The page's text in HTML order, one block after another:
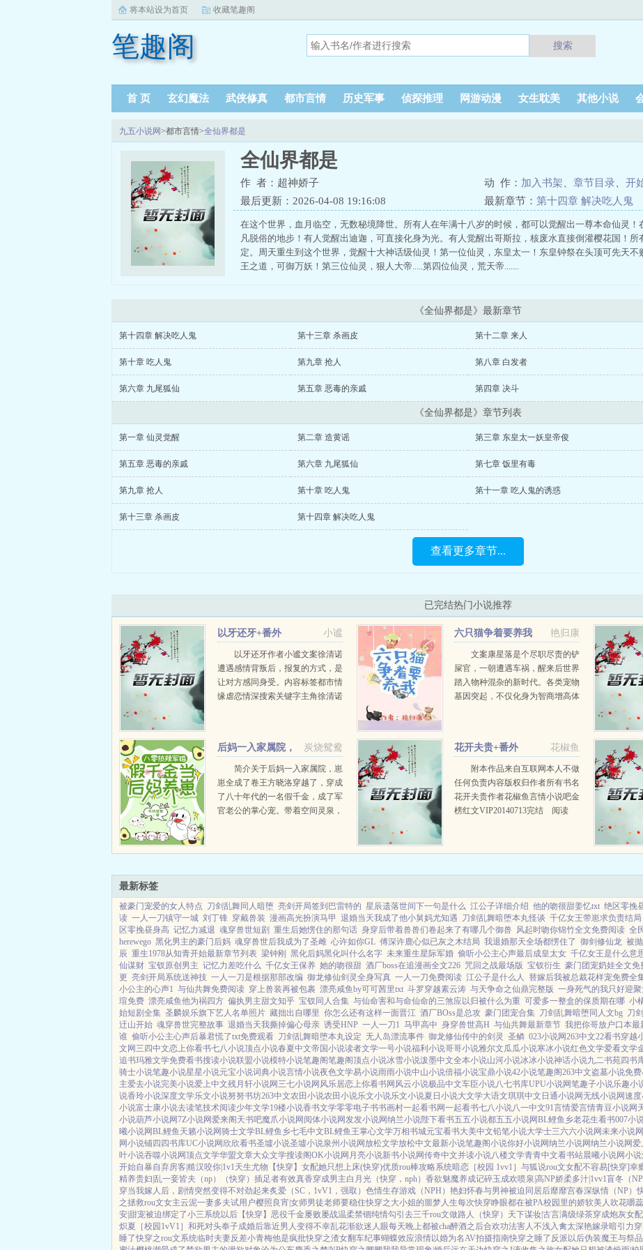
将本站设为首页 收藏笔趣阁
笔趣阁 搜索
首 页 玄幻魔法 武侠修真 都市言情 历史军事 侦探推理 网游动漫 女生耽美 其他小说
九五小说网>都市言情>全仙界都是
全仙界都是
作 者：超神娇子 动 作： 加入书架 章节目录
开
最后更新：2026-04-08 19:16:08
最新章节： 第十四章 解决吃人鬼
在这个世界，血月临空，无数秘境降世。所有人在年满十八岁的时候，都可以觉醒出一尊本命仙灵！
凡脱俗的地步！有人觉醒出迪迦，可直接化身为光。有人觉醒出哥斯拉，核废水直接倒灌樱花国！
定。周天重生到这个世界，觉醒十大神话级仙灵！第一位仙灵，东皇太一！东皇钟祭在头顶可先天
王之道，可御万妖！第三位仙灵，狠人大帝.....第四位仙灵，荒天帝.......
《全仙界都是》最新章节
第十四章 解决吃人鬼 第十三章 杀画皮 第十二章 来人
第十章 吃人鬼 第九章 抢人 第八章 白发者
第六章 九尾狐仙 第五章 恶毒的亲戚 第四章 决斗
《全仙界都是》章节列表
第一章 仙灵觉醒 第二章 造黄谣 第三章 东皇太一妖皇帝俊
第五章 恶毒的亲戚 第六章 九尾狐仙 第七章 饭里有毒
第九章 抢人 第十章 吃人鬼 第十一章 吃人鬼的诱惑
第十三章 杀画皮 第十四章 解决吃人鬼
查看更多章节...
已完结热门小说推荐
小谧
以牙还牙+番外
以牙还牙作者小谧文案徐清诺
遭遇感情背叛后，报复的方式，是
让对方感同身受。内容标签都市情
缘虐恋情深搜索关键字主角徐清诺
艳归康
六只猫争着要养我
文案康星落是个尽职尽责的铲
屎官，一朝遭遇车祸，醒来后世界
踏入物种混杂的新时代。各类宠物
基因突起，不仅化身为智商增高体
炭烧鸳鸯
后妈一入家属院，
崽崽全成了卷王
简介关于后妈一入家属院，崽
崽全成了卷王方晓洛穿越了，穿成
了八十年代的一名假千金，成了军
官老公的掌心宠。带着空间灵泉，
秋重生了，上辈子她嫁了军官，一
花椒鱼
花开夫贵+番外
附本作品来自互联网本人不做
任何负责内容版权归作者所有书名
花开夫贵作者花椒鱼言情小说吧金
榜红文VIP20140713完结 阅读
给...
最新标签
被豪门宠爱的女人特点 刀剑乱舞同人暗堕 亮剑开局签到巴雷特的 星辰遗落世间下一句是什么 江公子详细介绍 他的吻很甜姜忆txt 绝区零挽
读 一人一刀镇守一城 刘丁锋 穿戴兽装 漫画高光扮演马甲 退婚当天我成了他小舅妈尤知遇 刀剑乱舞暗堕本丸怪谈 千亿女王带崽求负责结局
区零挽昼身高 记忆力减退 魂穿兽世短剧 重生后她愣住的那句话 身穿后带着兽兽们卷起来了有哪几个御兽 风起时吻你锦竹全文免费阅读 全
herewego 黑化男主的豪门后妈 魂穿兽世后我成为了圣雌 心许如你GL 傅深许鹿心似已灰之木结局 我退婚那天全场都愣住了 御剑修仙龙 被
辰 重生1978从知青开始最新章节列表 梁钟刚 黑化后妈黑化叫什么名字 未来重生星际军婚 偷听小公主心声最后成皇太女 千亿女王是什么意
仙谋财 宝钗原创男主 记忆力差吃什么 千亿女王保养 她的吻很甜 酒厂boss在追漫画全文226 咒回之战最场版 宝钗衍生 豪门团宠奶娃全文免
更 亮剑开局系统送神技 一人一刀是根据那部改编 御龙修仙剑灵全身写真 一人一刀免费阅读 江公子是什么人 替嫁后我被总裁花样宠免费全
小公主的心声1 与仙共舞免费阅读 穿上兽装再被包裹 漂亮咸鱼by可可茜里txt 斗罗穿越素云涛 与天争命之仙鼎完整版 一身死气的我只好迎聚
瑄免费 漂亮咸鱼他为祸四方 偏执男主甜文知乎 宝钗同人合集 与仙命害和与命仙命的三煞应以归被什么为重 可爱多一整盒的保质期在哪 小
始短剧全集 圣麟娱乐旗下艺人名单照片 藏拙出自哪里 你怎么还有这样一面晋江 酒厂BOss是总攻 豪门团宠合集 刀剑乱舞暗堕同人文bg 刀
迀山开始 魂穿兽世完整故事 退婚当天我撕掉偏心母亲 诱受HNP 一人一刀1 马甲高中 身穿兽世高H 与仙共舞最新章节 我把你哥放户口本最
谁 偷听小公主心声后暴君慌了txt免费观看 刀剑乱舞暗堕本丸设定 无人岛漂流事件 御龙修仙传中的剑灵 圣鳞 023小说网263中文22看书穿越
文网 三四中文恋上你看书七八小说顶点小说春夏中文帝国小说读者文学一号小说福利小说哥哥小说雅尔文瓜瓜小说寒冰小说红色文学爱看文学
追书玛雅文学免费看书搜读小说联盟小说模特小说笔趣阁笔趣阁顶点小说冰雪小说泼墨中文全本小说山河小说冰冰小说神话小说九二书苑四书
骑士小说笔趣小说星星小说元宝小说词典小说言情小说夜色文学易小说雨雨小说中山小说倍福小说宝鼎小说42小说笔趣阁263中文盗墓小说免
主爱去小说完美小说爱上中文残月轩小说网 三七小说网 风乐居恋上你看书网 风云小说极品中文车臣小说八七书库UPU小说网笔趣子小说乐趣小
说香玲小说深度文学乐文小说努努书坊263中文农田小说农田小说乐文小说乐文小说夏日小说大文学大语文琪琪中文 日通小说网无线小说网速度
小说富士康小说去读笔技术阅读少年文学19楼小说香书文学零零电子书书画村一起看书网一起看书七八小说八一中文91言情爱言情青豆小说网
小说葫芦小说网7Z小说网爱来阁 天书吧魔爪小说网 阅体小说网发发小说网纳兰小说陛下看书五五小说都五五小说网BL鲤鱼乡老花生看书007小
曦小说网BL鲤鱼 天籁小说网骑士文学BL鲤鱼乡七毛中文BL鲤鱼王掌心文学万相书城元宝看书大美中文铅笔小说大学士三六六小说网未来小说网
网小说铺四四书库UC小说网 欣欣看书圣墟小说圣墟小说泉州小说网放松文学放松中文最新小说笔趣阁小说你好小说网纳兰小说网纳兰小说网爱
叶小说吞噬小说网顶点文学华盟文章大众文学搜读阁OK小说网 月亮小说新书小说网传奇中文并读小说八楼文学青青中文看书站晨曦小说网小
开始自暴自弃房客|糙汉咬你|1v1天生尤物【快穿】 女配她只想上床(快穿)优质rou棒攻略系统暗恋［校园 1vv1］ 与狐说rou文女配不容易[快穿]幸
精养贵妇|乱一妾皆夫（np） （快穿）插足者有效真香穿成男主白月光（快穿，nph） 香欲魅魔养成记碎玉成欢喷泉|高NP娇柔多汁|1vv1盲冬（
穿当我嫁人后，剧情突然变得不对劲起来炙爱（SC，1vV1，强取） 色情生存游戏（NPH） 艳妇怀春与男神被迫同居后靡靡宫春深纵情（NP）
之拯救rou文女主云泥一妻多夫试用户樱照良宵|女师男徒老师要稳住快穿之大小姐的噩梦人生每次快穿睁眼都在被PA校园里的娇软美人 吹花嚼蕊
安|甜宠被迫绑定了小三系统以后【快穿】 恶役千金屡败屡战温柔禁锢纯情勾引 去三千rou文做路人（快穿） 天下谋妆|古言满级绿茶穿成炮灰女配
炽夏［校园1vV1］ 和死对头奉子成婚后靠近男人变得不幸乱花渐欲迷人眼每天晚上都被cha醉酒之后合欢功法害人不浅入禽太深艳嫁录暗引力
睡了快穿之rou文系统临时夫妻反差小青梅他是疯批快穿之渣女翻车纪事蝴蝶效应浪情以婚为名AV拍摄指南快穿之睡了反派以后伪装魔王与祭